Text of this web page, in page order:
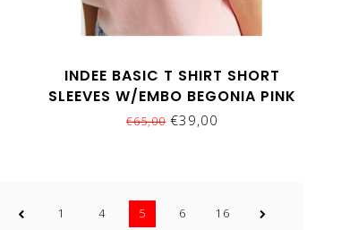
INDEE BASIC T SHIRT SHORT
SLEEVES W/EMBO BEGONIA PINK
€65,00€39,00
1 4 5 6 16